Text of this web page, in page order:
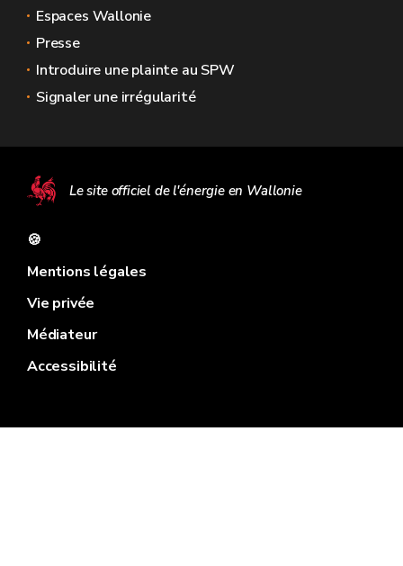
Espaces Wallonie
Presse
Introduire une plainte au SPW
Signaler une irrégularité
Le site officiel de l'énergie en Wallonie
🍪
Mentions légales
Vie privée
Médiateur
Accessibilité